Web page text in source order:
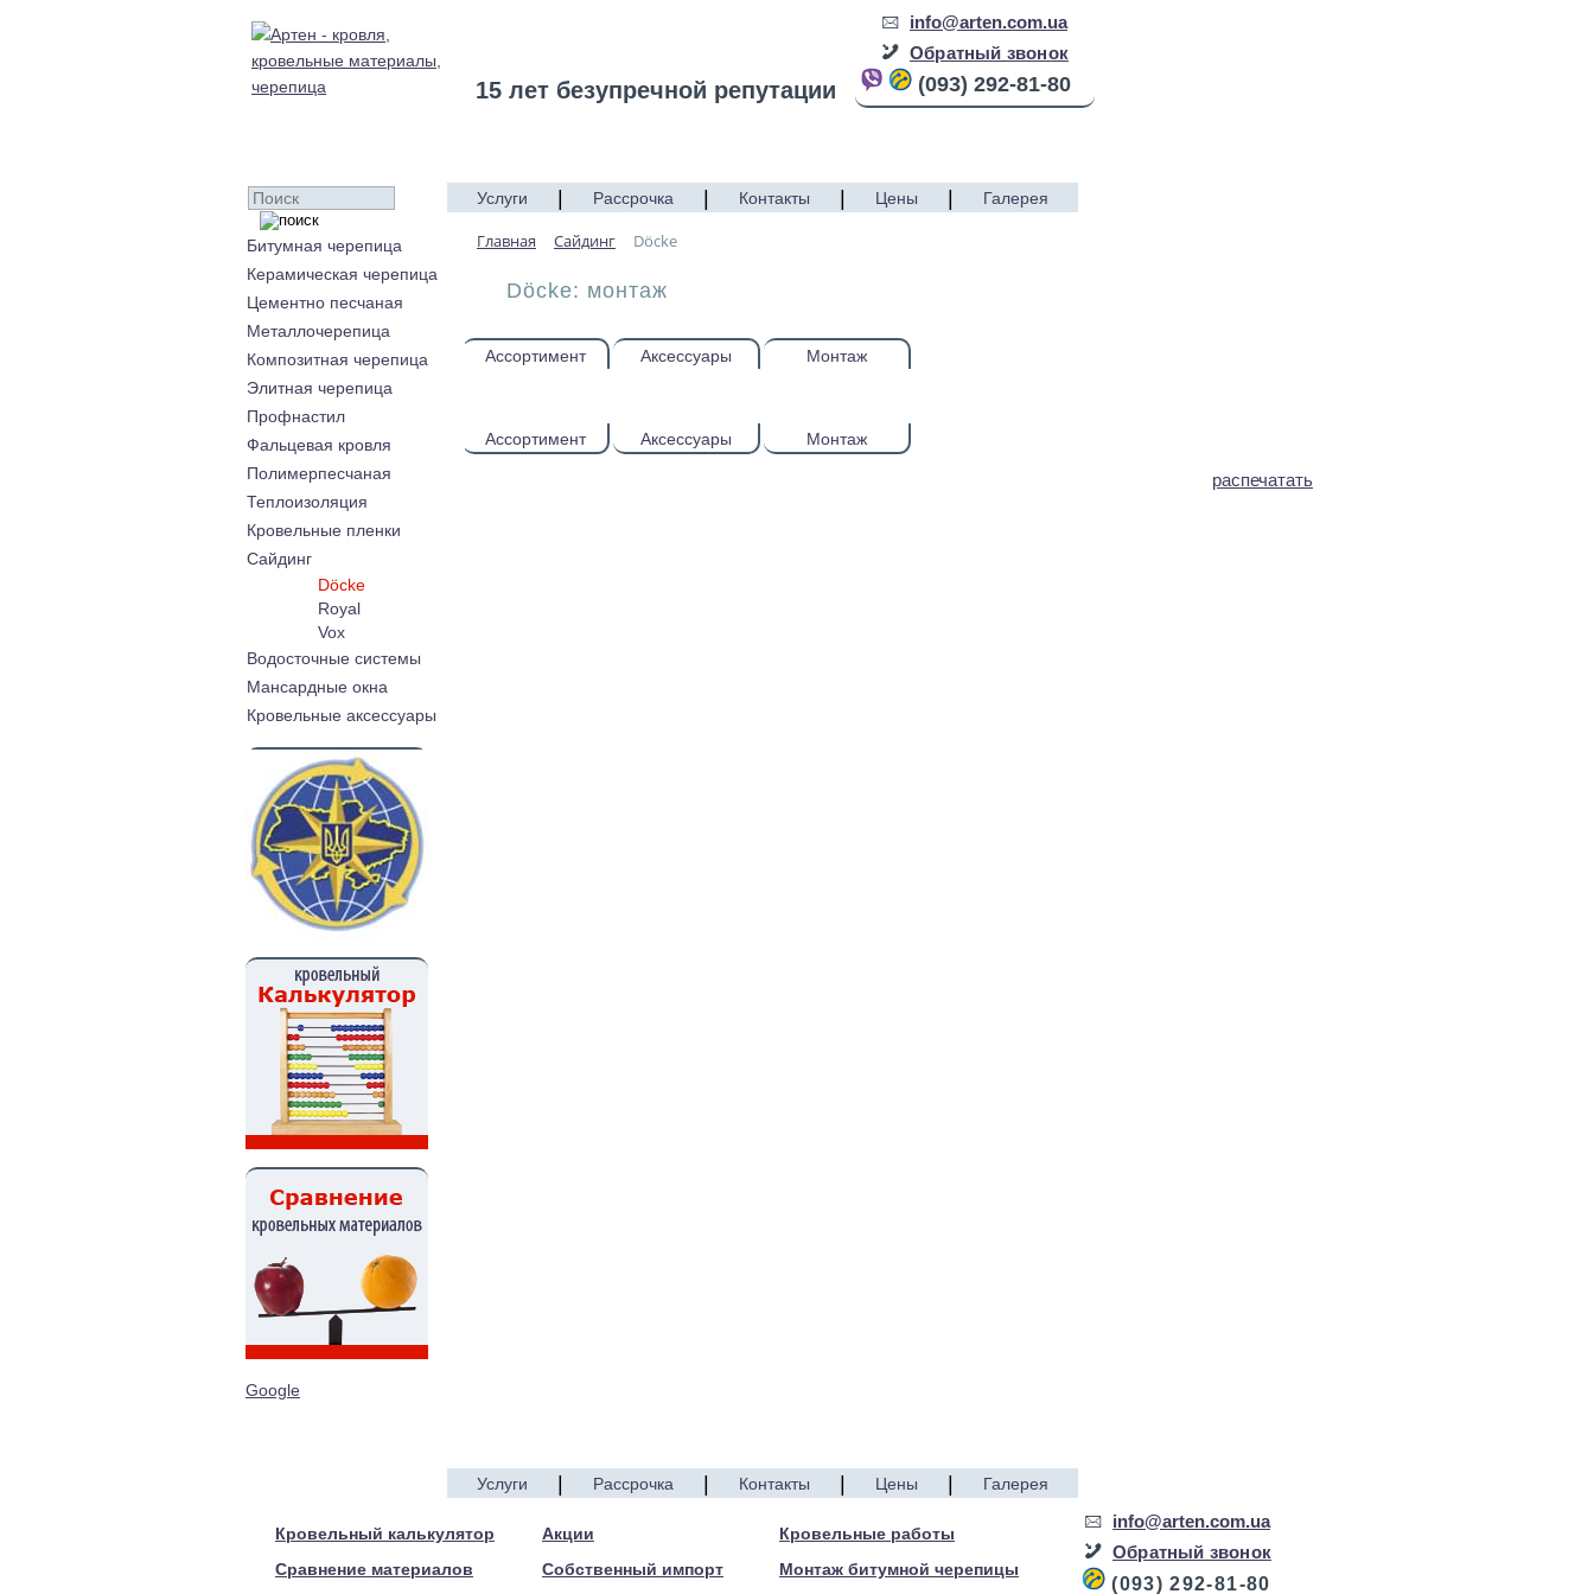
15 лет безупречной репутации
info@arten.com.ua
Обратный звонок
(093) 292-81-80
Битумная черепица
Керамическая черепица
Цементно песчаная
Металлочерепица
Композитная черепица
Элитная черепица
Профнастил
Фальцевая кровля
Полимерпесчаная
Теплоизоляция
Кровельные пленки
Cайдинг
Döcke
Royal
Vox
Водосточные системы
Мансардные окна
Кровельные аксессуары
Google
Услуги Рассрочка Контакты Цены Галерея
Главная Cайдинг Döcke
Döcke: монтаж
Ассортимент Аксессуары Монтаж
Ассортимент Аксессуары Монтаж
распечатать
Услуги Рассрочка Контакты Цены Галерея
Кровельный калькулятор
Сравнение материалов
Акции
Собственный импорт
Кровельные работы
Монтаж битумной черепицы
info@arten.com.ua
Обратный звонок
(093) 292-81-80